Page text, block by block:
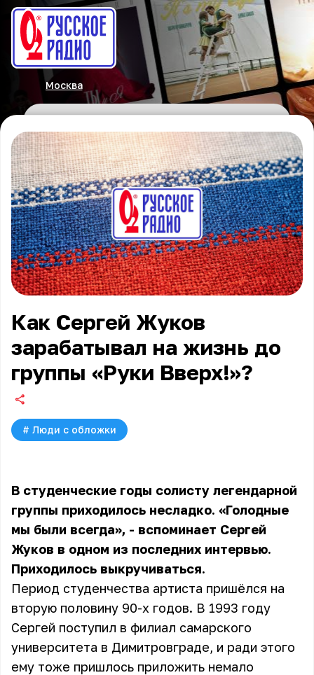
Москва
Как Сергей Жуков
зарабатывал на жизнь до
группы «Руки Вверх!»?
# Люди с обложки
В студенческие годы солисту легендарной
группы приходилось несладко. «Голодные
мы были всегда», - вспоминает Сергей
Жуков в одном из последних интервью.
Приходилось выкручиваться.
Период студенчества артиста пришёлся на
вторую половину 90-х годов. В 1993 году
Сергей поступил в филиал самарского
университета в Димитровграде, и ради этого
ему тоже пришлось приложить немало